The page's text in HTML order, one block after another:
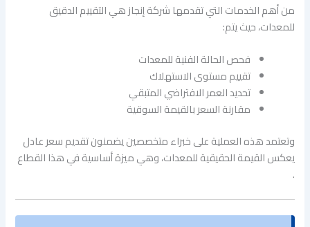
من أهم الخدمات التي تقدمها شركة إنجاز هي التقييم الدقيق
للمعدات، حيث يتم:
فحص الحالة الفنية للمعدات
تقييم مستوى الاستهلاك
تحديد العمر الافتراضي المتبقي
مقارنة السعر بالقيمة السوقية
وتعتمد هذه العملية على خبراء متخصصين يضمنون تقديم سعر عادل
يعكس القيمة الحقيقية للمعدات، وهي ميزة أساسية في هذا القطاع
.